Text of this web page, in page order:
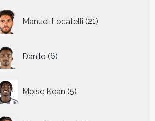
Manuel Locatelli 21
producten
Danilo 6
producten
Moise Kean 5
producten